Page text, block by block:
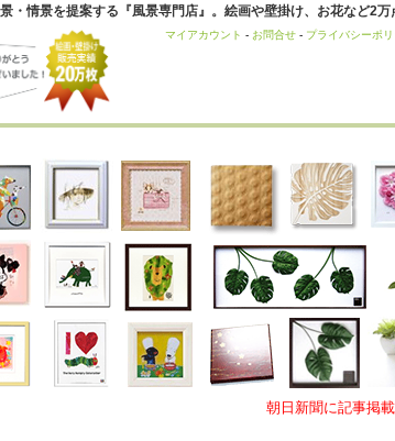
・情景を提案する『風景専門店』。絵画や壁掛け、お花など2
マイアカウント - お問合せ - プライバシーポ
朝日新聞に記事掲載